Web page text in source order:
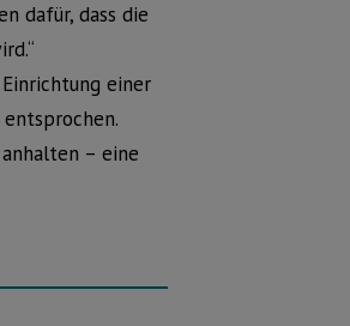
dafür, dass die
einer
– eine